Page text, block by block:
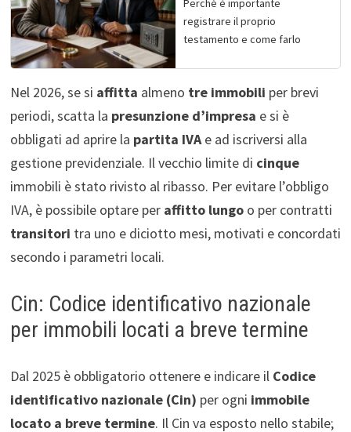
Perché è importante
registrare il proprio
testamento e come farlo
Nel 2026, se si affitta almeno tre immobili per brevi
periodi, scatta la presunzione d’impresa e si è
obbligati ad aprire la partita IVAe ad iscriversi alla
gestione previdenziale. Il vecchio limite di cinque
immobili è stato rivisto al ribasso. Per evitare l’obbligo
IVA, è possibile optare per affitto lungoo per contratti
transitori tra uno e diciotto mesi, motivati e concordati
secondo i parametri locali.
Cin: Codice identificativo nazionale
per immobili locati a breve termine
Dal 2025 è obbligatorio ottenere e indicare il Codice
identificativo nazionale (Cin) per ogni immobile
locato a breve termine. Il Cin va esposto nello stabile;